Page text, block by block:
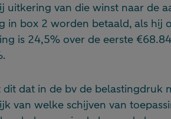
uitkering van die winst naar de
in box 2 worden betaald, als hij
is 24,5% over de eerste
dit dat in de bv de belastingdruk
van welke schijven van